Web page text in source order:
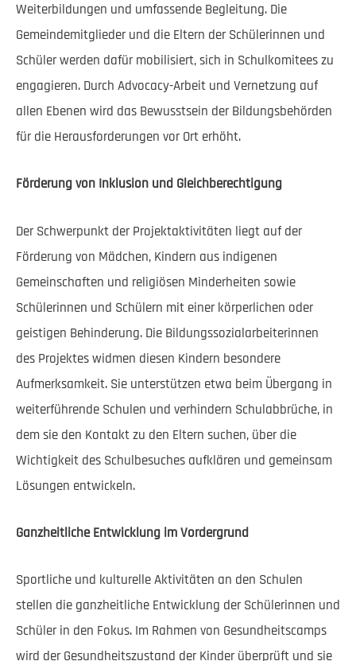
Weiterbildungen und umfassende Begleitung. Die
Gemeindemitglieder und die Eltern der Schülerinnen und
Schüler werden dafür mobilisiert, sich in Schulkomitees zu
engagieren. Durch Advocacy-Arbeit und Vernetzung auf
allen Ebenen wird das Bewusstsein der Bildungsbehörden
für die Herausforderungen vor Ort erhöht.
Förderung von Inklusion und Gleichberechtigung
Der Schwerpunkt der Projektaktivitäten liegt auf der
Förderung von Mädchen, Kindern aus indigenen
Gemeinschaften und religiösen Minderheiten sowie
Schülerinnen und Schülern mit einer körperlichen oder
geistigen Behinderung. Die Bildungssozialarbeiterinnen
des Projektes widmen diesen Kindern besondere
Aufmerksamkeit. Sie unterstützen etwa beim Übergang in
weiterführende Schulen und verhindern Schulabbrüche, in
dem sie den Kontakt zu den Eltern suchen, über die
Wichtigkeit des Schulbesuches aufklären und gemeinsam
Lösungen entwickeln.
Ganzheitliche Entwicklung im Vordergrund
Sportliche und kulturelle Aktivitäten an den Schulen
stellen die ganzheitliche Entwicklung der Schülerinnen und
Schüler in den Fokus. Im Rahmen von Gesundheitscamps
wird der Gesundheitszustand der Kinder überprüft und sie